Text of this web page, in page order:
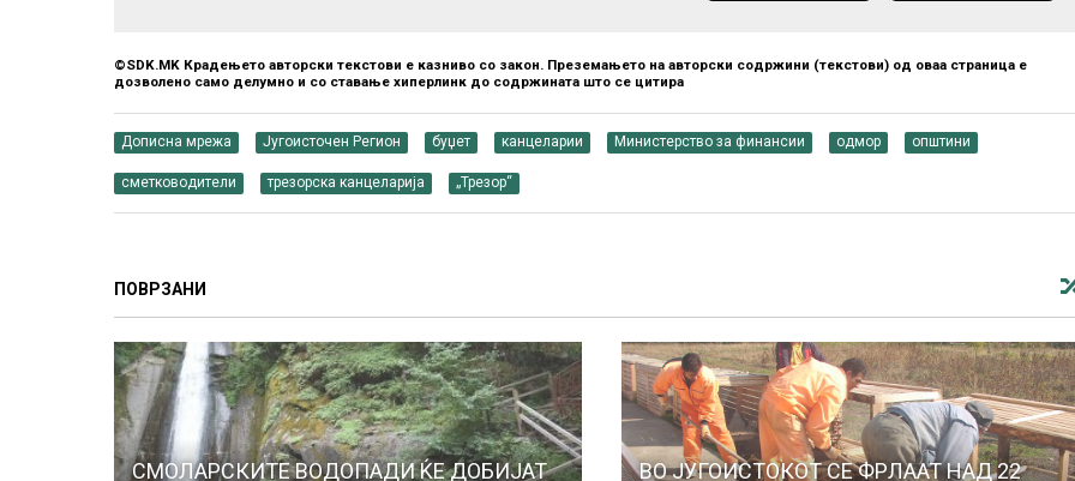
©SDK.MK Крадењето авторски текстови е казниво со закон. Преземањето на авторски содржини (текстови) од оваа страница е
дозволено само делумно и со ставање хиперлинк до содржината што се цитира
Дописна мрежа Југоисточен Регион буџет канцеларии Министерство за финансии одмор општини
сметководители трезорска канцеларија „Трезор“
ПОВРЗАНИ
СМОЛАРСКИТЕ ВОДОПАДИ ЌЕ ДОБИЈАТ
ВО ЈУГОИСТОКОТ СЕ ФРЛААТ НАД 22